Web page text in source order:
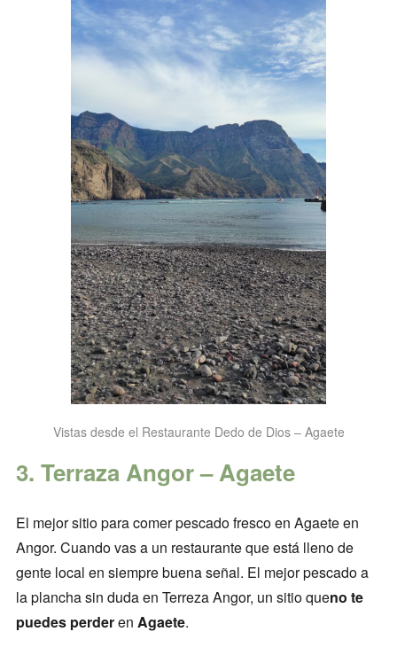
Vistas desde el Restaurante Dedo de Dios – Agaete
3. Terraza Angor – Agaete
El mejor sitio para comer pescado fresco en Agaete en
Angor. Cuando vas a un restaurante que está lleno de
gente local en siempre buena señal. El mejor pescado a
la plancha sin duda en Terreza Angor, un sitio queno te
puedes perderen Agaete.